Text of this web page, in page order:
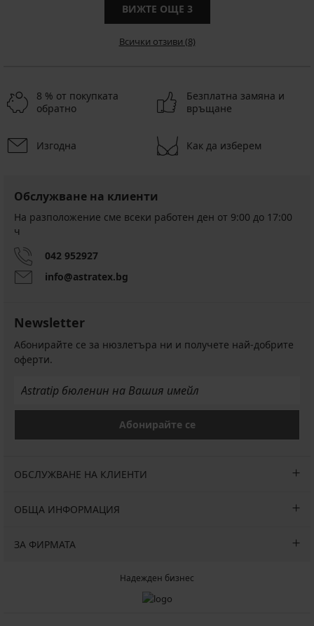
ВИЖТЕ ОЩЕ 3
Всички отзиви (8)
8 % от покупката
обратно
Безплатна замяна и
връщане
Изгодна Как да изберем
Обслужване на клиенти
На разположение сме всеки работен ден от 9:00 до 17:00
ч
042 952927
info@astratex.bg
Newsletter
Абонирайте се за нюзлетъра ни и получете най-добрите
оферти.
Абонирайте се
ОБСЛУЖВАНЕ НА КЛИЕНТИ
ОБЩА ИНФОРМАЦИЯ
ЗА ФИРМАТА
Надежден бизнес